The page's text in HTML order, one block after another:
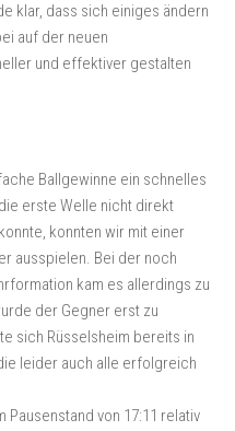
klar, dass sich einiges ändern
auf der neuen
und effektiver gestalten
Ballgewinne ein schnelles
erste Welle nicht direkt
konnten wir mit einer
ausspielen. Bei der noch
kam es allerdings zu
der Gegner erst zu
sich Rüsselsheim bereits in
leider auch alle erfolgreich
von 17:11 relativ